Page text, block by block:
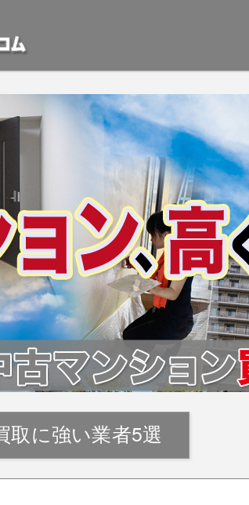
取に強い業者5選